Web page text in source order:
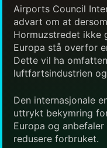
Airports Council
advart om at
Hormuzstredet ikke
Europa stå overfor
Dette vil ha
luftfartsindustrien
Den internasjonale
uttrykt bekymring
Europa og
redusere forbruket.